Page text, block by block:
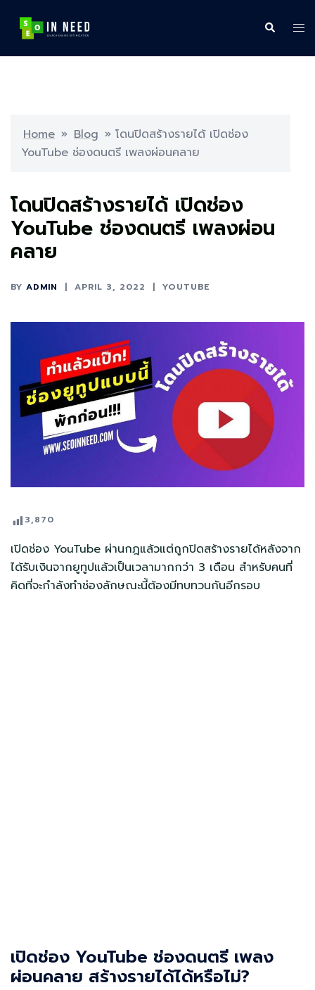
content
Search
Home » Blog » โดนปิดสร้างรายได้ เปิดช่อง
YouTube ช่องดนตรี เพลงผ่อนคลาย
โดนปิดสร้างรายได้ เปิดช่อง
YouTube ช่องดนตรี เพลงผ่อน
คลาย
BY ADMIN APRIL 3, 2022 YOUTUBE
3,870
เปิดช่อง YouTube ผ่านกฎแล้วแต่ถูกปิดสร้างรายได้หลังจาก
ได้รับเงินจากยูทูปแล้วเป็นเวลามากกว่า 3 เดือน สำหรับคนที่
คิดที่จะกำลังทำช่องลักษณะนี้ต้องมีทบทวนกันอีกรอบ
เปิดช่อง YouTube ช่องดนตรี เพลง
ผ่อนคลาย สร้างรายได้ได้หรือไม่?